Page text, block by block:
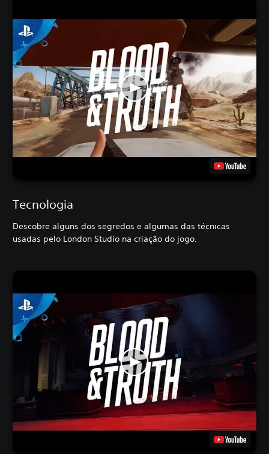
Tecnologia
Descobre alguns dos segredos e algumas das técnicas
usadas pelo London Studio na criação do jogo.